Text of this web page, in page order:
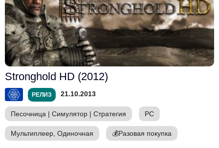
Stronghold HD (2012)
РЕЛИЗ 21.10.2013
Песочница | Симулятор | Стратегия PC
Мультиплеер, Одиночная 💰Разовая покупка